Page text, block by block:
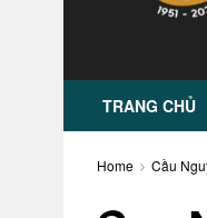
TRANG CHỦ
Home Cầu